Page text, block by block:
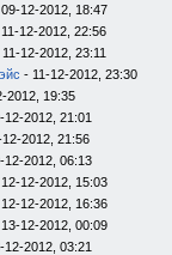
12-2012, 18:47
12-2012, 22:56
12-2012, 23:11
- 11-12-2012, 23:30
2012, 19:35
12-2012, 21:01
2012, 21:56
12-2012, 06:13
12-2012, 15:03
12-2012, 16:36
12-2012, 00:09
12-2012, 03:21